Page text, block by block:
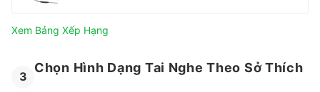
Xem Bảng Xếp Hạng
3
Chọn Hình Dạng Tai Nghe Theo Sở Thích